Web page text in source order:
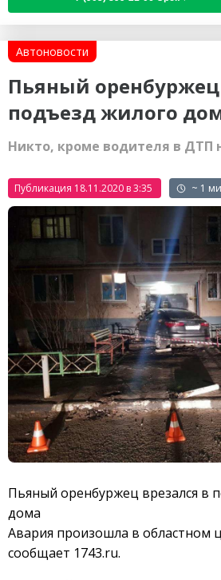
Автоновости
Пьяный оренбуржец
подъезд жилого
Никто, кроме водителя в ДТП
Публикация 18.11.2020 в 3:35 ~ 1
Пьяный оренбуржец врезался в
дома
Авария произошла в областном
сообщает 1743.ru.